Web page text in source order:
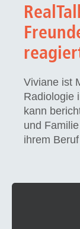
Viviane ist
Radiologie
kann
und
ihrem